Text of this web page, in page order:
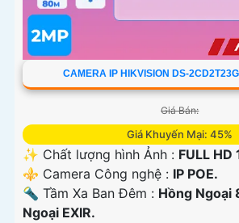
CAMERA IP HIKVISION DS-
Giá Bán:
Giá Khuyến Mại: 45%
✨ Chất lượng hình Ảnh : FULL HD
⚜️ Camera Công nghệ : IP POE.
🔦 Tầm Xa Ban Đêm : Hồng Ngoại
Ngoại EXIR.